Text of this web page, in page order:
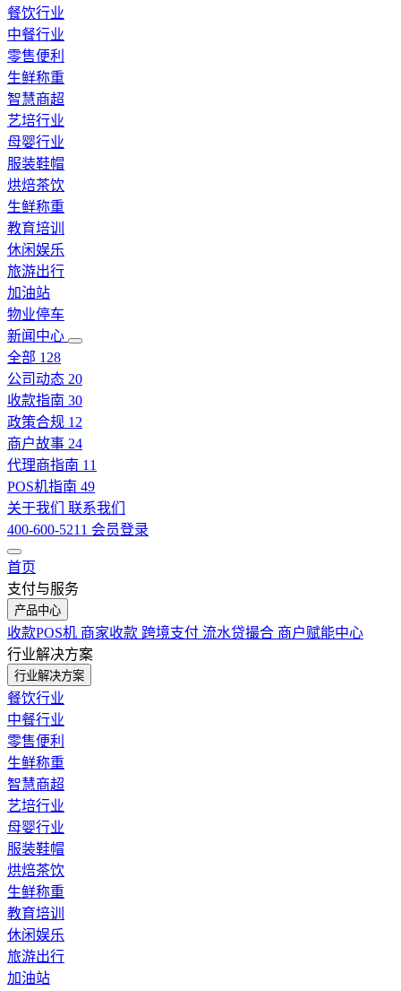
餐饮行业
中餐行业
零售便利
生鲜称重
智慧商超
艺培行业
母婴行业
服装鞋帽
烘焙茶饮
生鲜称重
教育培训
休闲娱乐
旅游出行
加油站
物业停车
新闻中心
全部 128
公司动态 20
收款指南 30
政策合规 12
商户故事 24
代理商指南 11
POS机指南 49
关于我们 联系我们
400-600-5211 会员登录
首页
支付与服务
产品中心
收款POS机 商家收款 跨境支付 流水贷撮合 商户赋能中心
行业解决方案
行业解决方案
餐饮行业
中餐行业
零售便利
生鲜称重
智慧商超
艺培行业
母婴行业
服装鞋帽
烘焙茶饮
生鲜称重
教育培训
休闲娱乐
旅游出行
加油站